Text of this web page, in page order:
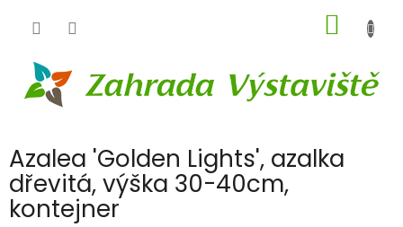
KOŠÍK
Azalea 'Golden Lights', azalka
dřevitá, výška 30-40cm,
kontejner